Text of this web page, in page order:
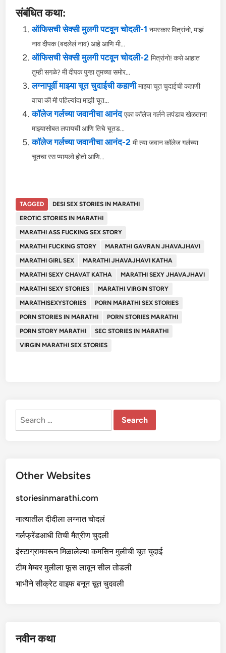
संबंधित कथा:
ऑफिसची सेक्सी मुलगी पटवून चोदली-1 नमस्कार मित्रांनो, माझं
नाव दीपक (बदलेलं नाव) आहे आणि मी...
ऑफिसची सेक्सी मुलगी पटवून चोदली-2 मित्रांनो! कसे आहात
तुम्ही सगळे? मी दीपक पुन्हा तुमच्या समोर...
लग्नापूर्वी माझ्या चूत चुदाईची कहाणी माझ्या चूत चुदाईची कहाणी
वाचा की मी पहिल्यांदा माझी चूत...
कॉलेज गर्लच्या जवानीचा आनंद एका कॉलेज गर्लने लपंडाव खेळताना
माझ्यासोबत लपायची आणि तिचे चूतड...
कॉलेज गर्लच्या जवानीचा आनंद-2 मी त्या जवान कॉलेज गर्लच्या
चूतचा रस प्यायलो होतो आणि...
TAGGED
DESI SEX STORIES IN MARATHI
EROTIC STORIES IN MARATHI
MARATHI ASS FUCKING SEX STORY
MARATHI FUCKING STORY
MARATHI GAVRAN JHAVAJHAVI
MARATHI GIRL SEX
MARATHI JHAVAJHAVI KATHA
MARATHI SEXY CHAVAT KATHA
MARATHI SEXY JHAVAJHAVI
MARATHI SEXY STORIES
MARATHI VIRGIN STORY
MARATHISEXYSTORIES
PORN MARATHI SEX STORIES
PORN STORIES IN MARATHI
PORN STORIES MARATHI
PORN STORY MARATHI
SEC STORIES IN MARATHI
VIRGIN MARATHI SEX STORIES
Search
Other Websites
storiesinmarathi.com
नात्यातील दीदीला लग्नात चोदलं
गर्लफ्रेंडआधी तिची मैत्रीण चुदली
इंस्टाग्रामवरून मिळालेल्या कमसिन मुलीची चूत चुदाई
टीम मेम्बर मुलीला फूस लावून सील तोडली
भाभीने सीक्रेट वाइफ बनून चूत चुदवली
नवीन कथा